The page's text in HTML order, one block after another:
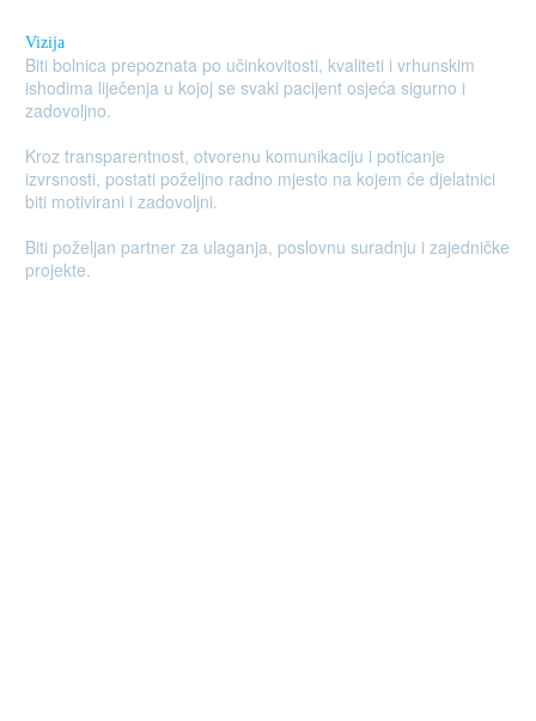
Vizija
Biti bolnica prepoznata po učinkovitosti, kvaliteti i vrhunskim
ishodima liječenja u kojoj se svaki pacijent osjeća sigurno i
zadovoljno.
Kroz transparentnost, otvorenu komunikaciju i poticanje
izvrsnosti, postati poželjno radno mjesto na kojem će djelatnici
biti motivirani i zadovoljni.
Biti poželjan partner za ulaganja, poslovnu suradnju i zajedničke
projekte.